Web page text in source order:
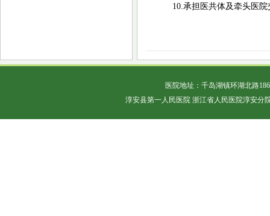
10.承担医共体及牵头医
医院地址：千岛湖镇环湖北路
淳安县第一人民医院 浙江省人民医院淳安分